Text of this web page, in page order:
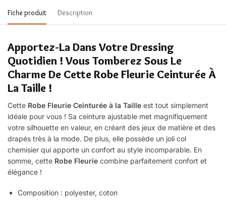
Fiche produit Description
Apportez-La Dans Votre Dressing
Quotidien ! Vous Tomberez Sous Le
Charme De Cette Robe Fleurie Ceinturée À
La Taille !
Cette Robe Fleurie Ceinturée à la Taille est tout simplement
idéale pour vous ! Sa ceinture ajustable met magnifiquement
votre silhouette en valeur, en créant des jeux de matière et des
drapés très à la mode. De plus, elle possède un joli col
chemisier qui apporte un confort au style incomparable. En
somme, cette Robe Fleurie combine parfaitement confort et
élégance !
Composition : polyester, coton